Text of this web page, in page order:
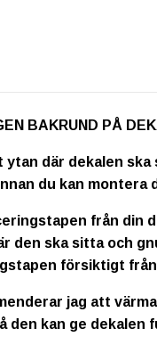
BAKRUND PÅ
ytan där dekalen
du kan
från din
den ska sitta och
försiktigt
jag att
den kan ge